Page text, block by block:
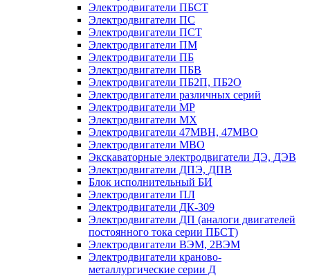
Электродвигатели ПБСТ
Электродвигатели ПС
Электродвигатели ПСТ
Электродвигатели ПМ
Электродвигатели ПБ
Электродвигатели ПБВ
Электродвигатели ПБ2П, ПБ2О
Электродвигатели различных серий
Электродвигатели МР
Электродвигатели MX
Электродвигатели 47MBH, 47МВО
Электродвигатели MBO
Экскаваторные электродвигатели ДЭ, ДЭВ
Электродвигатели ДПЭ, ДПВ
Блок исполнительный БИ
Электродвигатели ПЛ
Электродвигатели ДК-309
Электродвигатели ДП (аналоги двигателей
постоянного тока серии ПБСТ)
Электродвигатели ВЭМ, 2ВЭМ
Электродвигатели краново-
металлургические серии Д